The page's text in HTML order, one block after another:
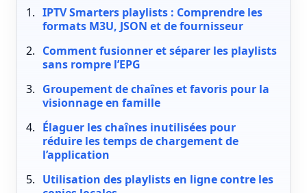
IPTV Smarters playlists : Comprendre les
formats M3U, JSON et de fournisseur
Comment fusionner et séparer les playlists
sans rompre l’EPG
Groupement de chaînes et favoris pour la
visionnage en famille
Élaguer les chaînes inutilisées pour
réduire les temps de chargement de
l’application
Utilisation des playlists en ligne contre les